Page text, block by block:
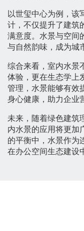
以世玺中心为例，该
计，不仅提升了建筑
满意度。水景与空间
与自然韵味，成为城
综合来看，室内水景
体验，更在生态学上
管理，水景能够有效
身心健康，助力企业
未来，随着绿色建筑
内水景的应用将更加
的平衡中，水景作为
在办公空间生态建设